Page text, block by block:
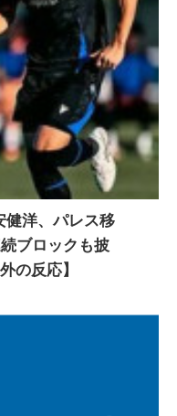
健洋、パレス移
ブロックも披
の反応】